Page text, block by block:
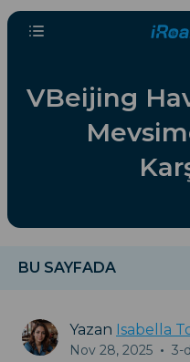
VBeijing
BU SAYFADA
Yazan Isabella
Nov 28, 2025 • 3-